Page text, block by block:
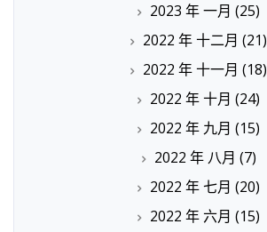
2023 年 一月 (25)
2022 年 十二月 (21)
2022 年 十一月 (18)
2022 年 十月 (24)
2022 年 九月 (15)
2022 年 八月 (7)
2022 年 七月 (20)
2022 年 六月 (15)